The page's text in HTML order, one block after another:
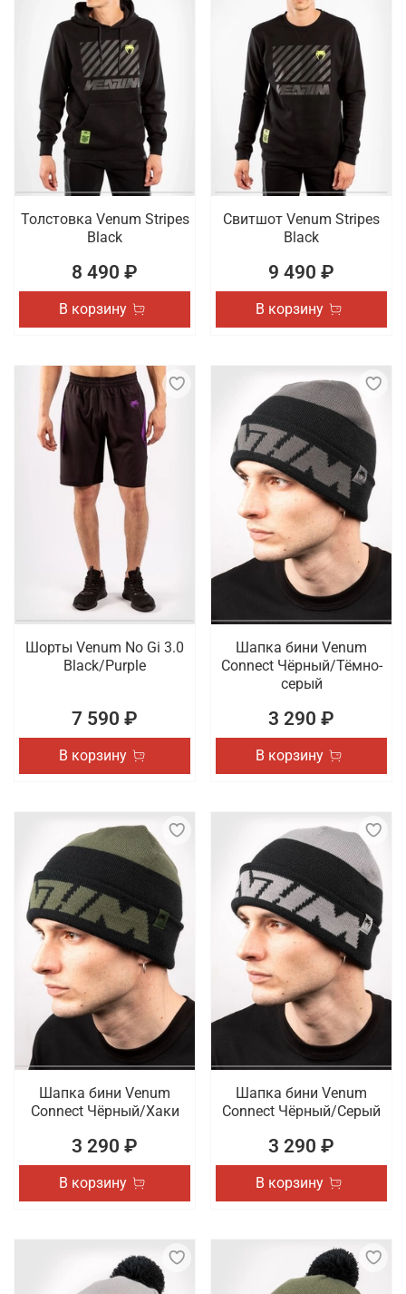
Толстовка Venum Stripes
Black
8 490 ₽
В корзину
Свитшот Venum Stripes
Black
9 490 ₽
В корзину
Шорты Venum No Gi 3.0
Black/Purple
7 590 ₽
В корзину
Шапка бини Venum
Connect Чёрный/Тёмно-
серый
3 290 ₽
В корзину
Шапка бини Venum
Connect Чёрный/Хаки
3 290 ₽
В корзину
Шапка бини Venum
Connect Чёрный/Серый
3 290 ₽
В корзину